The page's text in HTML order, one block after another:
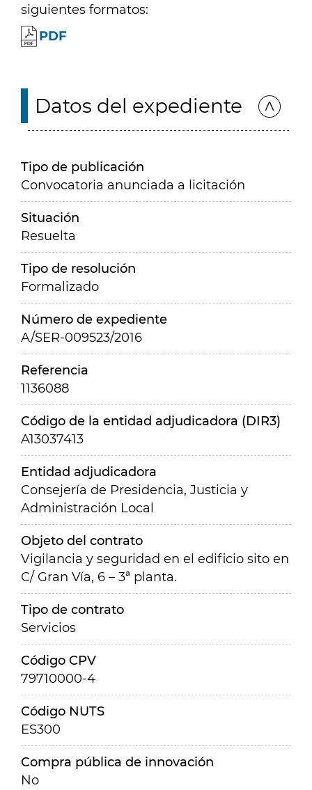
siguientes formatos:
PDF
Datos del expediente
Tipo de publicación
Convocatoria anunciada a licitación
Situación
Resuelta
Tipo de resolución
Formalizado
Número de expediente
A/SER-009523/2016
Referencia
1136088
Código de la entidad adjudicadora (DIR3)
A13037413
Entidad adjudicadora
Consejería de Presidencia, Justicia y
Administración Local
Objeto del contrato
Vigilancia y seguridad en el edificio sito en
C/ Gran Vía, 6 – 3ª planta.
Tipo de contrato
Servicios
Código CPV
79710000-4
Código NUTS
ES300
Compra pública de innovación
No